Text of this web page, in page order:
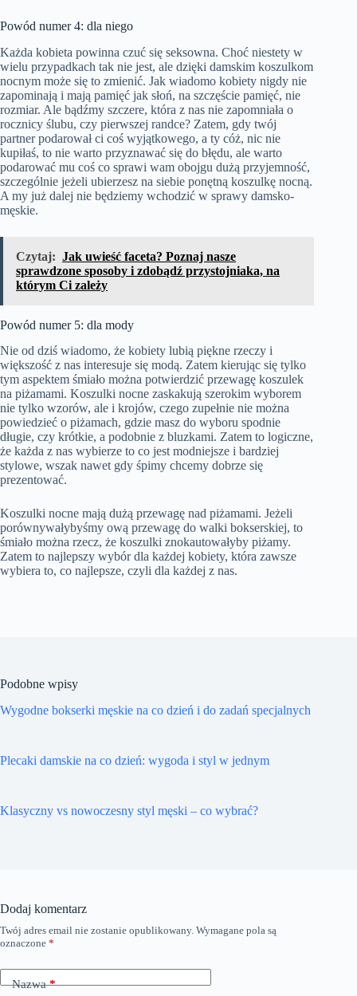
Powód numer 4: dla niego
Każda kobieta powinna czuć się seksowna. Choć niestety w
wielu przypadkach tak nie jest, ale dzięki damskim koszulkom
nocnym może się to zmienić. Jak wiadomo kobiety nigdy nie
zapominają i mają pamięć jak słoń, na szczęście pamięć, nie
rozmiar. Ale bądźmy szczere, która z nas nie zapomniała o
rocznicy ślubu, czy pierwszej randce? Zatem, gdy twój
partner podarował ci coś wyjątkowego, a ty cóż, nic nie
kupiłaś, to nie warto przyznawać się do błędu, ale warto
podarować mu coś co sprawi wam obojgu dużą przyjemność,
szczególnie jeżeli ubierzesz na siebie ponętną koszulkę nocną.
A my już dalej nie będziemy wchodzić w sprawy damsko-
męskie.
Czytaj: Jak uwieść faceta? Poznaj nasze
sprawdzone sposoby i zdobądź przystojniaka, na
którym Ci zależy
Powód numer 5: dla mody
Nie od dziś wiadomo, że kobiety lubią piękne rzeczy i
większość z nas interesuje się modą. Zatem kierując się tylko
tym aspektem śmiało można potwierdzić przewagę koszulek
na piżamami. Koszulki nocne zaskakują szerokim wyborem
nie tylko wzorów, ale i krojów, czego zupełnie nie można
powiedzieć o piżamach, gdzie masz do wyboru spodnie
długie, czy krótkie, a podobnie z bluzkami. Zatem to logiczne,
że każda z nas wybierze to co jest modniejsze i bardziej
stylowe, wszak nawet gdy śpimy chcemy dobrze się
prezentować.
Koszulki nocne mają dużą przewagę nad piżamami. Jeżeli
porównywałybyśmy ową przewagę do walki bokserskiej, to
śmiało można rzecz, że koszulki znokautowałyby piżamy.
Zatem to najlepszy wybór dla każdej kobiety, która zawsze
wybiera to, co najlepsze, czyli dla każdej z nas.
Podobne wpisy
Wygodne bokserki męskie na co dzień i do zadań specjalnych
Plecaki damskie na co dzień: wygoda i styl w jednym
Klasyczny vs nowoczesny styl męski – co wybrać?
Dodaj komentarz
Twój adres email nie zostanie opublikowany. Wymagane pola są
oznaczone *
Nazwa*